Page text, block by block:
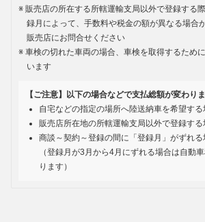
販売店の所在する所轄運輸支局以外で登録する
録月によって、手数料や税金の額が異なる場合
販売店にお問合せください
車検の切れた車両の場合、車検を取得するため
います
【ご注意】以下の場合などで支払総額が変わり
自宅などの指定の場所へ陸送納車を希望する
販売店所在地の所轄運輸支局以外で登録する
商談～契約～登録の間に「登録月」がずれる
（登録月が3月から4月にずれる場合は自動
ります）